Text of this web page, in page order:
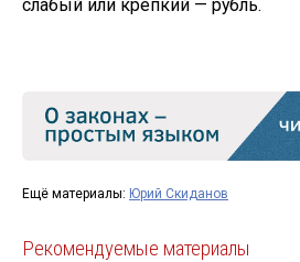
слабый или крепкий — рубль.
Ещё материалы: Юрий Скиданов
Рекомендуемые материалы